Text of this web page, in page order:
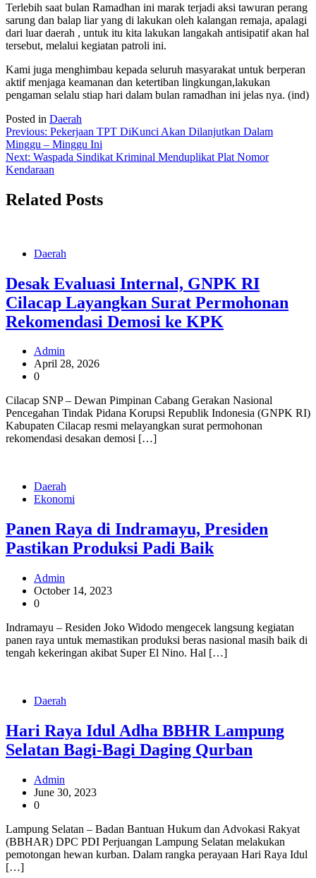
Terlebih saat bulan Ramadhan ini marak terjadi aksi tawuran perang
sarung dan balap liar yang di lakukan oleh kalangan remaja, apalagi
dari luar daerah , untuk itu kita lakukan langakah antisipatif akan hal
tersebut, melalui kegiatan patroli ini.
Kami juga menghimbau kepada seluruh masyarakat untuk berperan
aktif menjaga keamanan dan ketertiban lingkungan,lakukan
pengaman selalu stiap hari dalam bulan ramadhan ini jelas nya. (ind)
Posted in Daerah
Post
navigation
Previous: Pekerjaan TPT DiKunci Akan Dilanjutkan Dalam
Minggu – Minggu Ini
Next: Waspada Sindikat Kriminal Menduplikat Plat Nomor
Kendaraan
Related Posts
Daerah
Desak Evaluasi Internal, GNPK RI
Cilacap Layangkan Surat Permohonan
Rekomendasi Demosi ke KPK
Admin
April 28, 2026
0
Cilacap SNP – Dewan Pimpinan Cabang Gerakan Nasional
Pencegahan Tindak Pidana Korupsi Republik Indonesia (GNPK RI)
Kabupaten Cilacap resmi melayangkan surat permohonan
rekomendasi desakan demosi […]
Daerah
Ekonomi
Panen Raya di Indramayu, Presiden
Pastikan Produksi Padi Baik
Admin
October 14, 2023
0
Indramayu – Residen Joko Widodo mengecek langsung kegiatan
panen raya untuk memastikan produksi beras nasional masih baik di
tengah kekeringan akibat Super El Nino. Hal […]
Daerah
Hari Raya Idul Adha BBHR Lampung
Selatan Bagi-Bagi Daging Qurban
Admin
June 30, 2023
0
Lampung Selatan – Badan Bantuan Hukum dan Advokasi Rakyat
(BBHAR) DPC PDI Perjuangan Lampung Selatan melakukan
pemotongan hewan kurban. Dalam rangka perayaan Hari Raya Idul
[…]